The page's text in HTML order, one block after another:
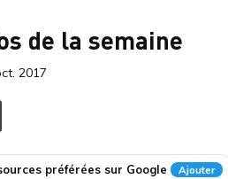
de la semaine
2017
AUX
préférées sur Google Ajouter